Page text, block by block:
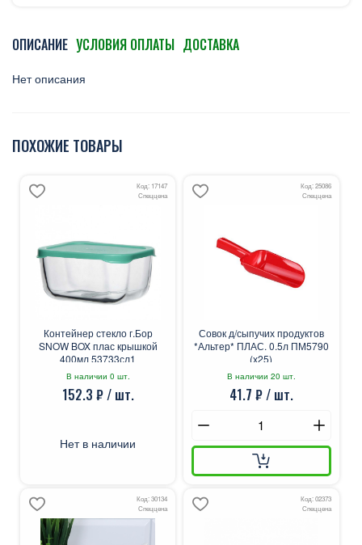
ОПИСАНИЕ УСЛОВИЯ ОПЛАТЫ ДОСТАВКА
Нет описания
ПОХОЖИЕ ТОВАРЫ
Код: 17147
Спеццена
Контейнер стекло г.Бор
SNOW BOX плас крышкой
400мл 53733сл1
В наличии 0 шт.
152.3 ₽ / шт.
Нет в наличии
Код: 25086
Спеццена
Совок д/сыпучих продуктов
*Альтер* ПЛАС. 0.5л ПМ5790
(х25)
В наличии 20 шт.
41.7 ₽ / шт.
Код: 30134
Спеццена
Код: 02373
Спеццена